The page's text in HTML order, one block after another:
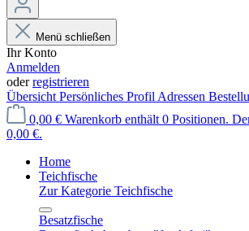
Menü schließen
Ihr Konto
Anmelden
oderregistrieren
Übersicht Persönliches Profil Adressen
0,00 € Warenkorb enthält 0 Positionen.
0,00 €.
Home
Teichfische
Zur Kategorie Teichfische
Besatzfische